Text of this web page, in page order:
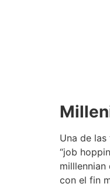
Una de
“job
con el fin